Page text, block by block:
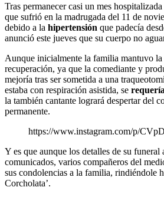
Tras permanecer casi un mes
que sufrió en la madrugada del 11 de
debido a la hipertensión que padecía
anunció este jueves que su cuerpo no
Aunque inicialmente la familia mantuvo la
recuperación, ya que la comediante y
mejoría tras ser sometida a una
estaba con respiración asistida, se
la también cantante logrará despertar del
permanente.
https://www.instagram.com/p/
Y es que aunque los detalles de su funeral
comunicados, varios compañeros del
sus condolencias a la familia, rindiéndole
Corcholata’.